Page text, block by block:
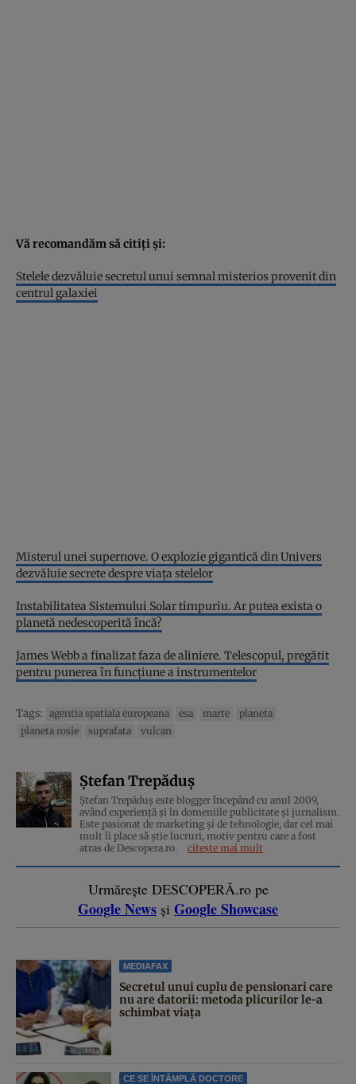
Vă recomandăm să citiți și:
Stelele dezvăluie secretul unui semnal misterios provenit din
centrul galaxiei
Misterul unei supernove. O explozie gigantică din Univers
dezvăluie secrete despre viața stelelor
Instabilitatea Sistemului Solar timpuriu. Ar putea exista o
planetă nedescoperită încă?
James Webb a finalizat faza de aliniere. Telescopul, pregătit
pentru punerea în funcțiune a instrumentelor
Tags: agentia spatiala europeana esa marte
planeta
planeta rosie
suprafata vulcan
Ștefan Trepăduș
Ștefan Trepăduș este blogger începând cu anul 2009,
având experiență și în domeniile publicitate și jurnalism.
Este pasionat de marketing și de tehnologie, dar cel mai
mult îi place să știe lucruri, motiv pentru care a fost
atras de Descopera.ro.
citește mai mult
Urmărește DESCOPERĂ.ro pe
Google News și Google Showcase
MEDIAFAX
Secretul unui cuplu de pensionari care
nu are datorii: metoda plicurilor le-a
schimbat viața
CE SE ÎNTÂMPLĂ DOCTORE